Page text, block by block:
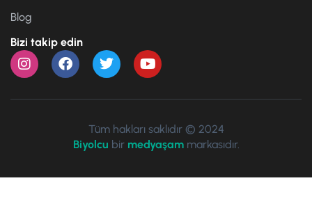
Blog
Bizi takip edin
Tüm hakları saklıdır © 2024
Biyolcu bir medyaşammarkasıdır.